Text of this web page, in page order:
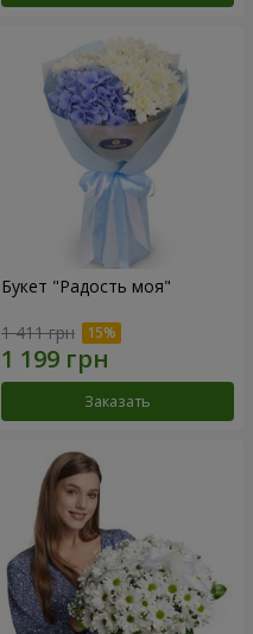
Букет "Радость моя"
1 411 грн
Заказать